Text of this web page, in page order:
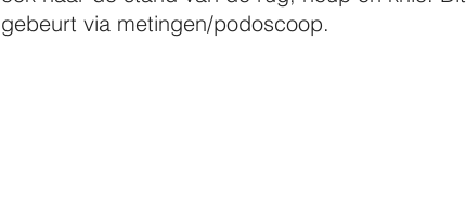
gebeurt via metingen/podoscoop.